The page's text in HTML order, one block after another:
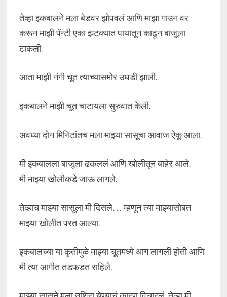
तेव्हा इकबालने मला बेडवर झोपवलं आणि माझा गाउन वर
करून माझी पॅन्टी एका झटक्यात पायातून काढून बाजूला
टाकली.
आता माझी नंगी चूत त्याच्यासमोर उघडी झाली.
इकबालने माझी चूत चाटायला सुरुवात केली.
अवघ्या दोन मिनिटांतच मला माझ्या सासूचा आवाज ऐकू आला.
मी इकबालला बाजूला ढकललं आणि खोलीतून बाहेर आले.
मी माझ्या खोलीकडे जाऊ लागले.
तेव्हाच माझ्या सासूला मी दिसले… म्हणून त्या माझ्यासोबत
माझ्या खोलीत परत आल्या.
इकबालच्या या कृतीमुळे माझ्या चूतमध्ये आग लागली होती आणि
मी त्या आगीत तडफडत राहिले.